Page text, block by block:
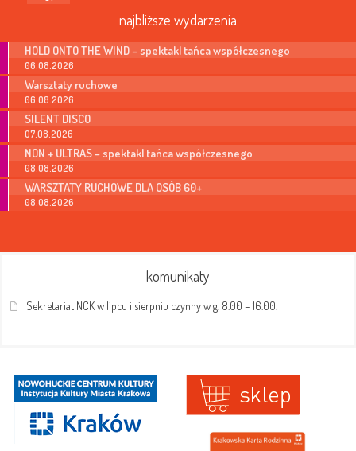
najbliższe wydarzenia
HOLD ONTO THE WIND – spektakl tańca współczesnego
06.08.2026
Warsztaty ruchowe
06.08.2026
SILENT DISCO
07.08.2026
NON + ULTRAS – spektakl tańca współczesnego
08.08.2026
WARSZTATY RUCHOWE DLA OSÓB 60+
08.08.2026
komunikaty
Sekretariat NCK w lipcu i sierpniu czynny w g. 8.00 – 16.00.